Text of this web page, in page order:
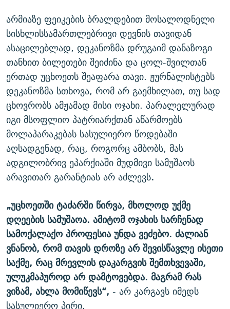
არმიაზე ფეიკების ბრალდებით მოსალოდნელი
სისხლისსამართლებრივი დევნის თავიდან
ასაცილებლად, დეკანოზმა დრუგაიმ დანაზოგი
თანხით ბილეთები შეიძინა და ცოლ-შვილთან
ერთად უცხოეთს შეაფარა თავი. ჟურნალისტებს
დეკანოზმა სთხოვა, რომ არ გაემხილათ, თუ სად
ცხოვრობს ამჟამად მისი ოჯახი. პარალელურად
იგი მსოფლიო პატრიარქთან აწარმოებს
მოლაპარაკებას სასულიერო წოდებაში
აღსადგენად, რაც, როგორც ამბობს, მას
ადგილობრივ ეპარქიაში მუდმივი სამუშაოს
არავითარ გარანტიას არ აძლევს.
„უცხოეთში ტაძარში წირვა, მხოლოდ უქმე
დღეების სამუშაოა. ამიტომ ოჯახის სარჩენად
სამოქალაქო პროფესია უნდა ვეძებო. ძალიან
ვნანობ, რომ თავის დროზე არ შევისწავლე ისეთი
საქმე, რაც მრევლის დაკარგვის შემთხვევაში,
ულუკმაპუროდ არ დამტოვებდა. მაგრამ რას
ვიზამ, ახლა მომიწევს“, - არ კარგავს იმედს
სასულიერო პირი.